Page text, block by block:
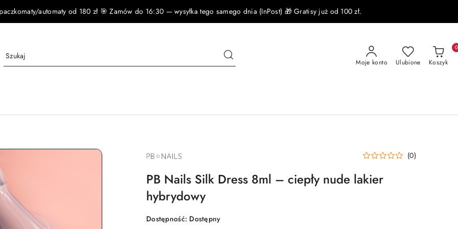
automaty od 180 zł 🎯 Zamów do 16:30 — wysyłka tego samego dnia (InPost) 🎁 Gratisy już od 100 zł.
Moje konto Ulubione Koszyk
0
NAZWA
PRODUCENTA:
NAILS
(0)
PB Nails Silk Dress 8ml – ciepły nude lakier
hybrydowy
Dostępność: Dostępny